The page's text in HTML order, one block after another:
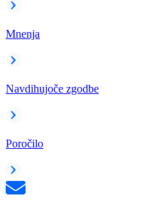
Mnenja
Navdihujoče zgodbe
Poročilo